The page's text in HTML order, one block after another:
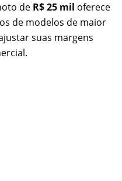
de R$ 25 mil oferece
de modelos de maior
suas margens